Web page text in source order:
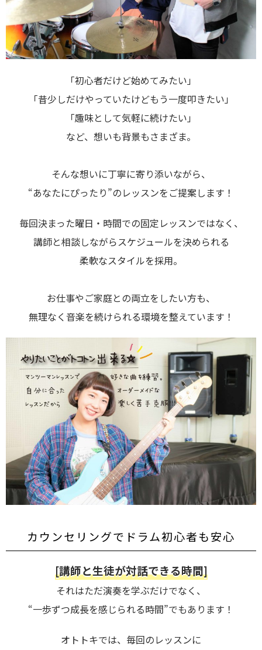
「初心者だけど始めてみたい」
「昔少しだけやっていたけどもう一度叩きたい」
「趣味として気軽に続けたい」
など、想いも背景もさまざま。
そんな想いに丁寧に寄り添いながら、
“あなたにぴったり”のレッスンをご提案します！
毎回決まった曜日・時間での固定レッスンではなく、
講師と相談しながらスケジュールを決められる
柔軟なスタイルを採用。
お仕事やご家庭との両立をしたい方も、
無理なく音楽を続けられる環境を整えています！
カウンセリングでドラム初心者も安心
[講師と生徒が対話できる時間]
それはただ演奏を学ぶだけでなく、
“一歩ずつ成長を感じられる時間”でもあります！
オトトキでは、毎回のレッスンに